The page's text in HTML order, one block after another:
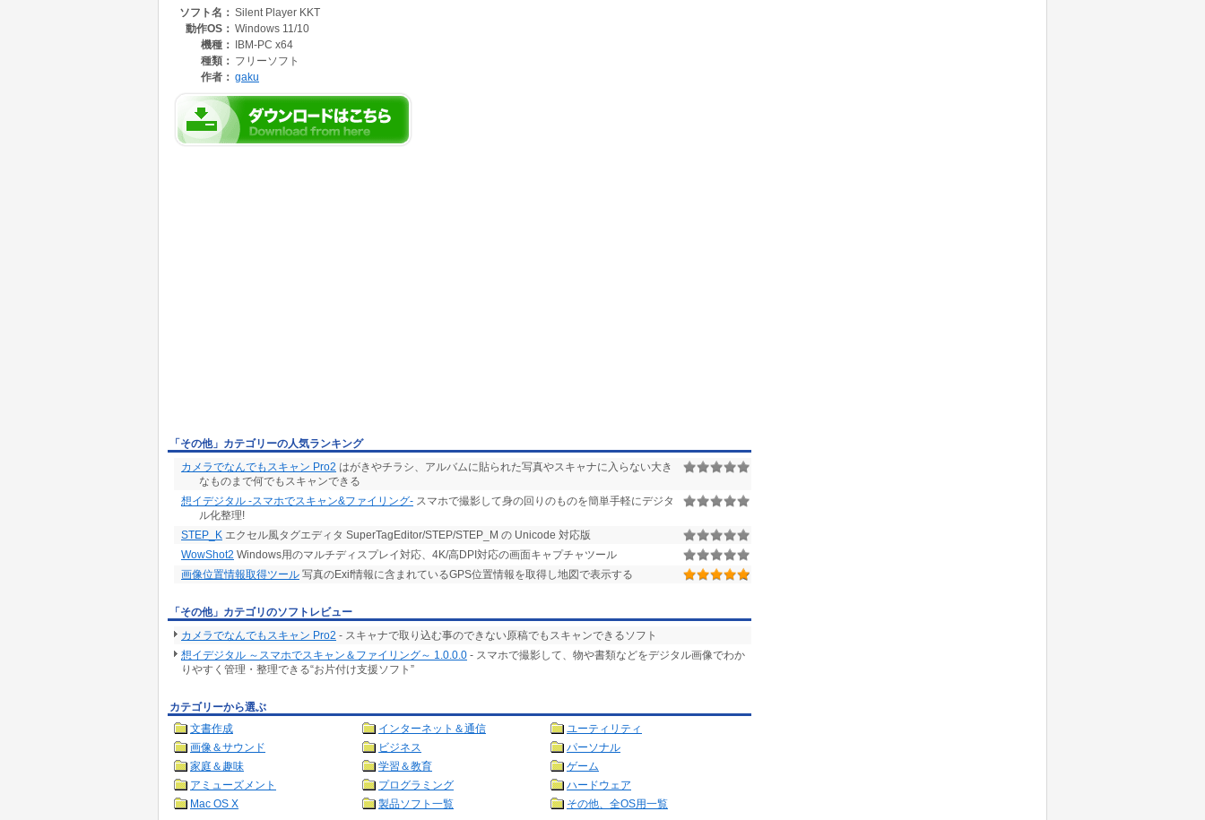
ソフト名： Silent Player KKT
動作OS： Windows 11/10
機種：
IBM-PC x64
種類： フリーソフト
作者： gaku
「その他」カテゴリーの人気ランキング
カメラでなんでもスキャン Pro2 はがきやチラシ、アルバムに貼られた写真やスキャナに入らない大き
なものまで何でもスキャンできる
想イデジタル -スマホでスキャン&ファイリング- スマホで撮影して身の回りのものを簡単手軽にデジタ
ル化整理!
STEP_K エクセル風タグエディタ SuperTagEditor/STEP/STEP_M の Unicode 対応版
WowShot2 Windows用のマルチディスプレイ対応、4K/高DPI対応の画面キャプチャツール
画像位置情報取得ツール 写真のExif情報に含まれているGPS位置情報を取得し地図で表示する
「その他」カテゴリのソフトレビュー
カメラでなんでもスキャン Pro2 - スキャナで取り込む事のできない原稿でもスキャンできるソフト
想イデジタル ～スマホでスキャン＆ファイリング～ 1.0.0.0 - スマホで撮影して、物や書類などをデジタル画像でわか
りやすく管理・整理できる“お片付け支援ソフト”
カテゴリーから選ぶ
文書作成
インターネット＆通信
ユーティリティ
画像＆サウンド
ビジネス
パーソナル
家庭＆趣味
学習＆教育
ゲーム
アミューズメント
プログラミング
ハードウェア
Mac OS X
製品ソフト一覧 その他、全OS用一覧